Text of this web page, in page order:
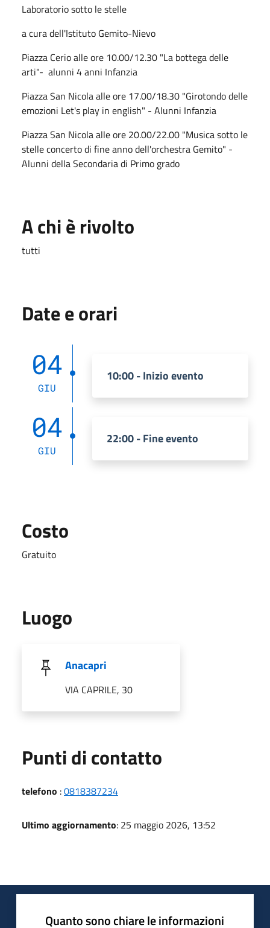
Laboratorio sotto le stelle
a cura dell'Istituto Gemito-Nievo
Piazza Cerio alle ore 10.00/12.30 "La bottega delle
arti"- alunni 4 anni Infanzia
Piazza San Nicola alle ore 17.00/18.30 "Girotondo delle
emozioni Let's play in english" - Alunni Infanzia
Piazza San Nicola alle ore 20.00/22.00 "Musica sotto le
stelle concerto di fine anno dell'orchestra Gemito" -
Alunni della Secondaria di Primo grado
A chi è rivolto
tutti
Date e orari
04
GIU
10:00 - Inizio evento
04
GIU
22:00 - Fine evento
Costo
Gratuito
Luogo
Anacapri
VIA CAPRILE, 30
Punti di contatto
telefono :0818387234
Ultimo aggiornamento: 25 maggio 2026, 13:52
Quanto sono chiare le informazioni